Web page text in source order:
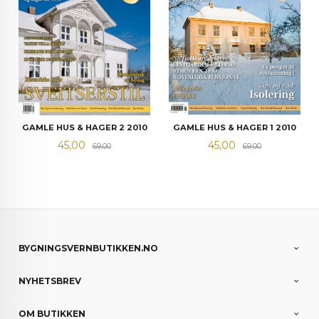
GAMLE HUS & HAGER 2 2010
Tilbud
45,00 69,00Rabatt
GAMLE HUS & HAGER 1 2010
Tilbud
45,00 69,00Rabatt
BYGNINGSVERNBUTIKKEN.NO
NYHETSBREV
OM BUTIKKEN